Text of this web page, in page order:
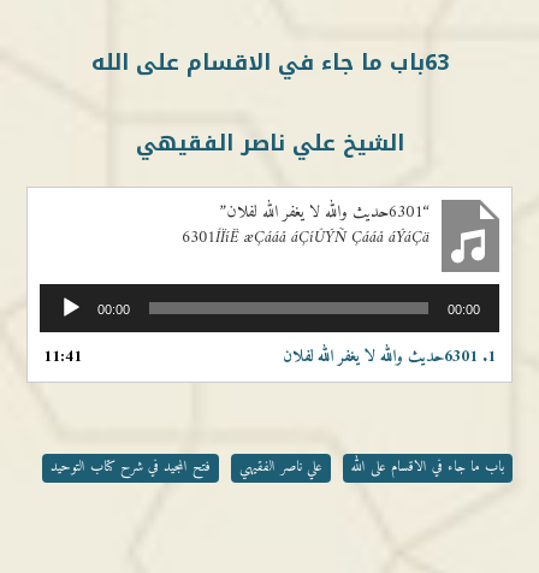
63باب ما جاء في الاقسام على الله
الشيخ علي ناصر الفقيهي
“6301حديث والله لا يغفر الله لفلان”
6301ÍÏíË æÇááå áÇíÛÝÑ Çááå áÝáÇä
الصوت
00:00 00:00
1. 6301حديث والله لا يغفر الله لفلان 11:41
باب ما جاء في الاقسام على الله علي ناصر الفقيهي فتح المجيد في شرح كتاب التوحيد